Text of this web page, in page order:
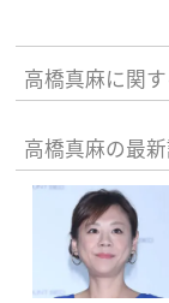
高橋真麻に関
高橋真麻の最